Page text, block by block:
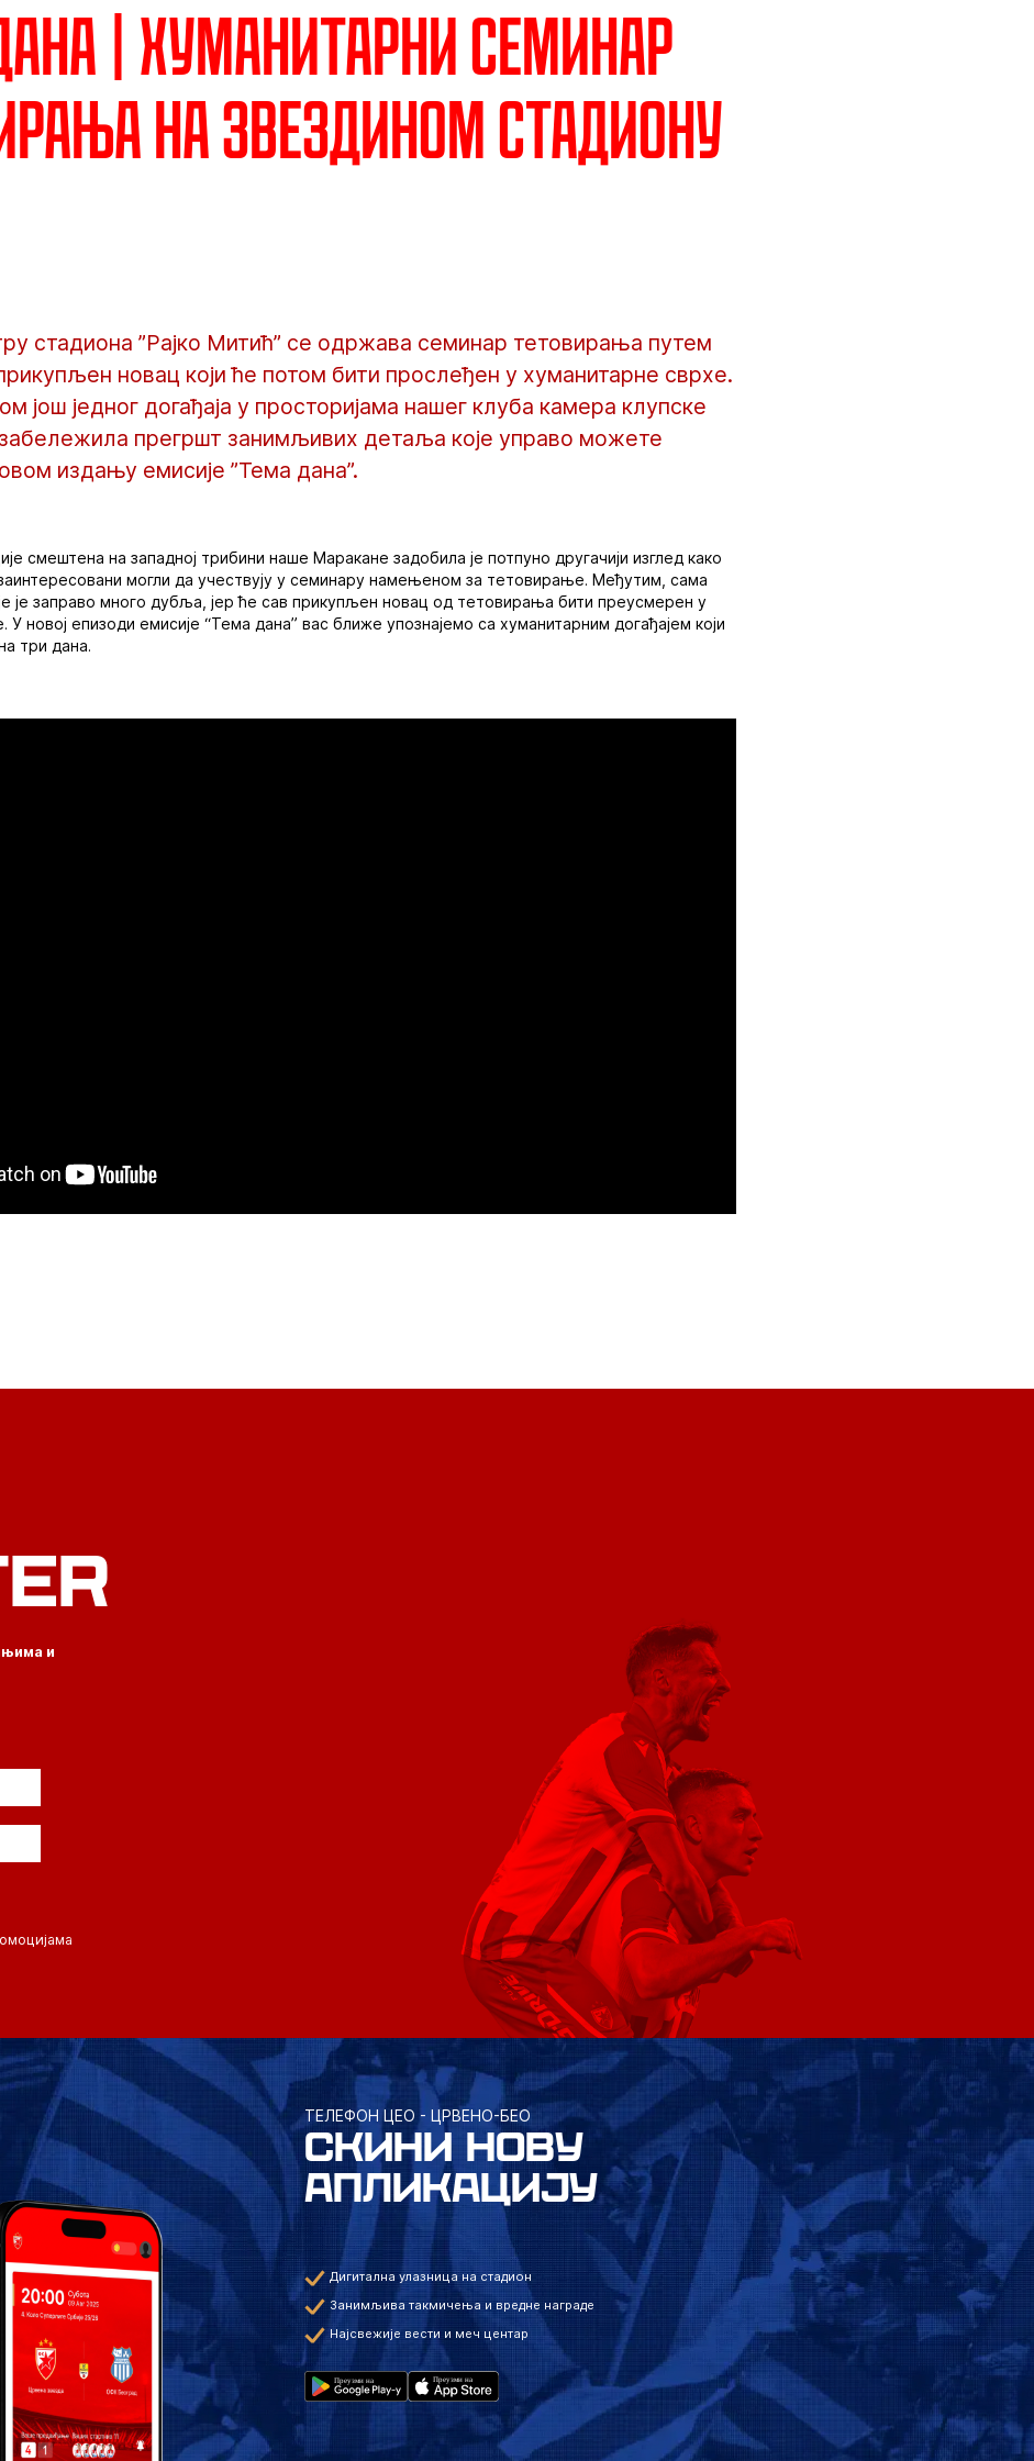
| Хуманитарни семинар
на Звездином стадиону
стадиона ”Рајко Митић” се одржава семинар тетовирања путем
новац који ће потом бити прослеђен у хуманитарне сврхе.
још једног догађаја у просторијама нашег клуба камера клупске
забележила прегршт занимљивих детаља које управо можете
издању емисије ”Тема дана”.
смештена на западној трибини наше Маракане задобила је потпуно другачији изглед како
могли да учествују у семинару намењеном за тетовирање. Међутим, сама
је заправо много дубља, јер ће сав прикупљен новац од тетовирања бити преусмерен у
У новој епизоди емисије “Тема дана” вас ближе упознајемо са хуманитарним догађајем који
три дана.
и
ТЕЛЕФОН ЦЕО - ЦРВЕНО-БЕО
СКИНИ НОВУ
АПЛИКАЦИЈУ
Дигитална улазница на стадион
Занимљива такмичења и вредне награде
Најсвежије вести и меч центар